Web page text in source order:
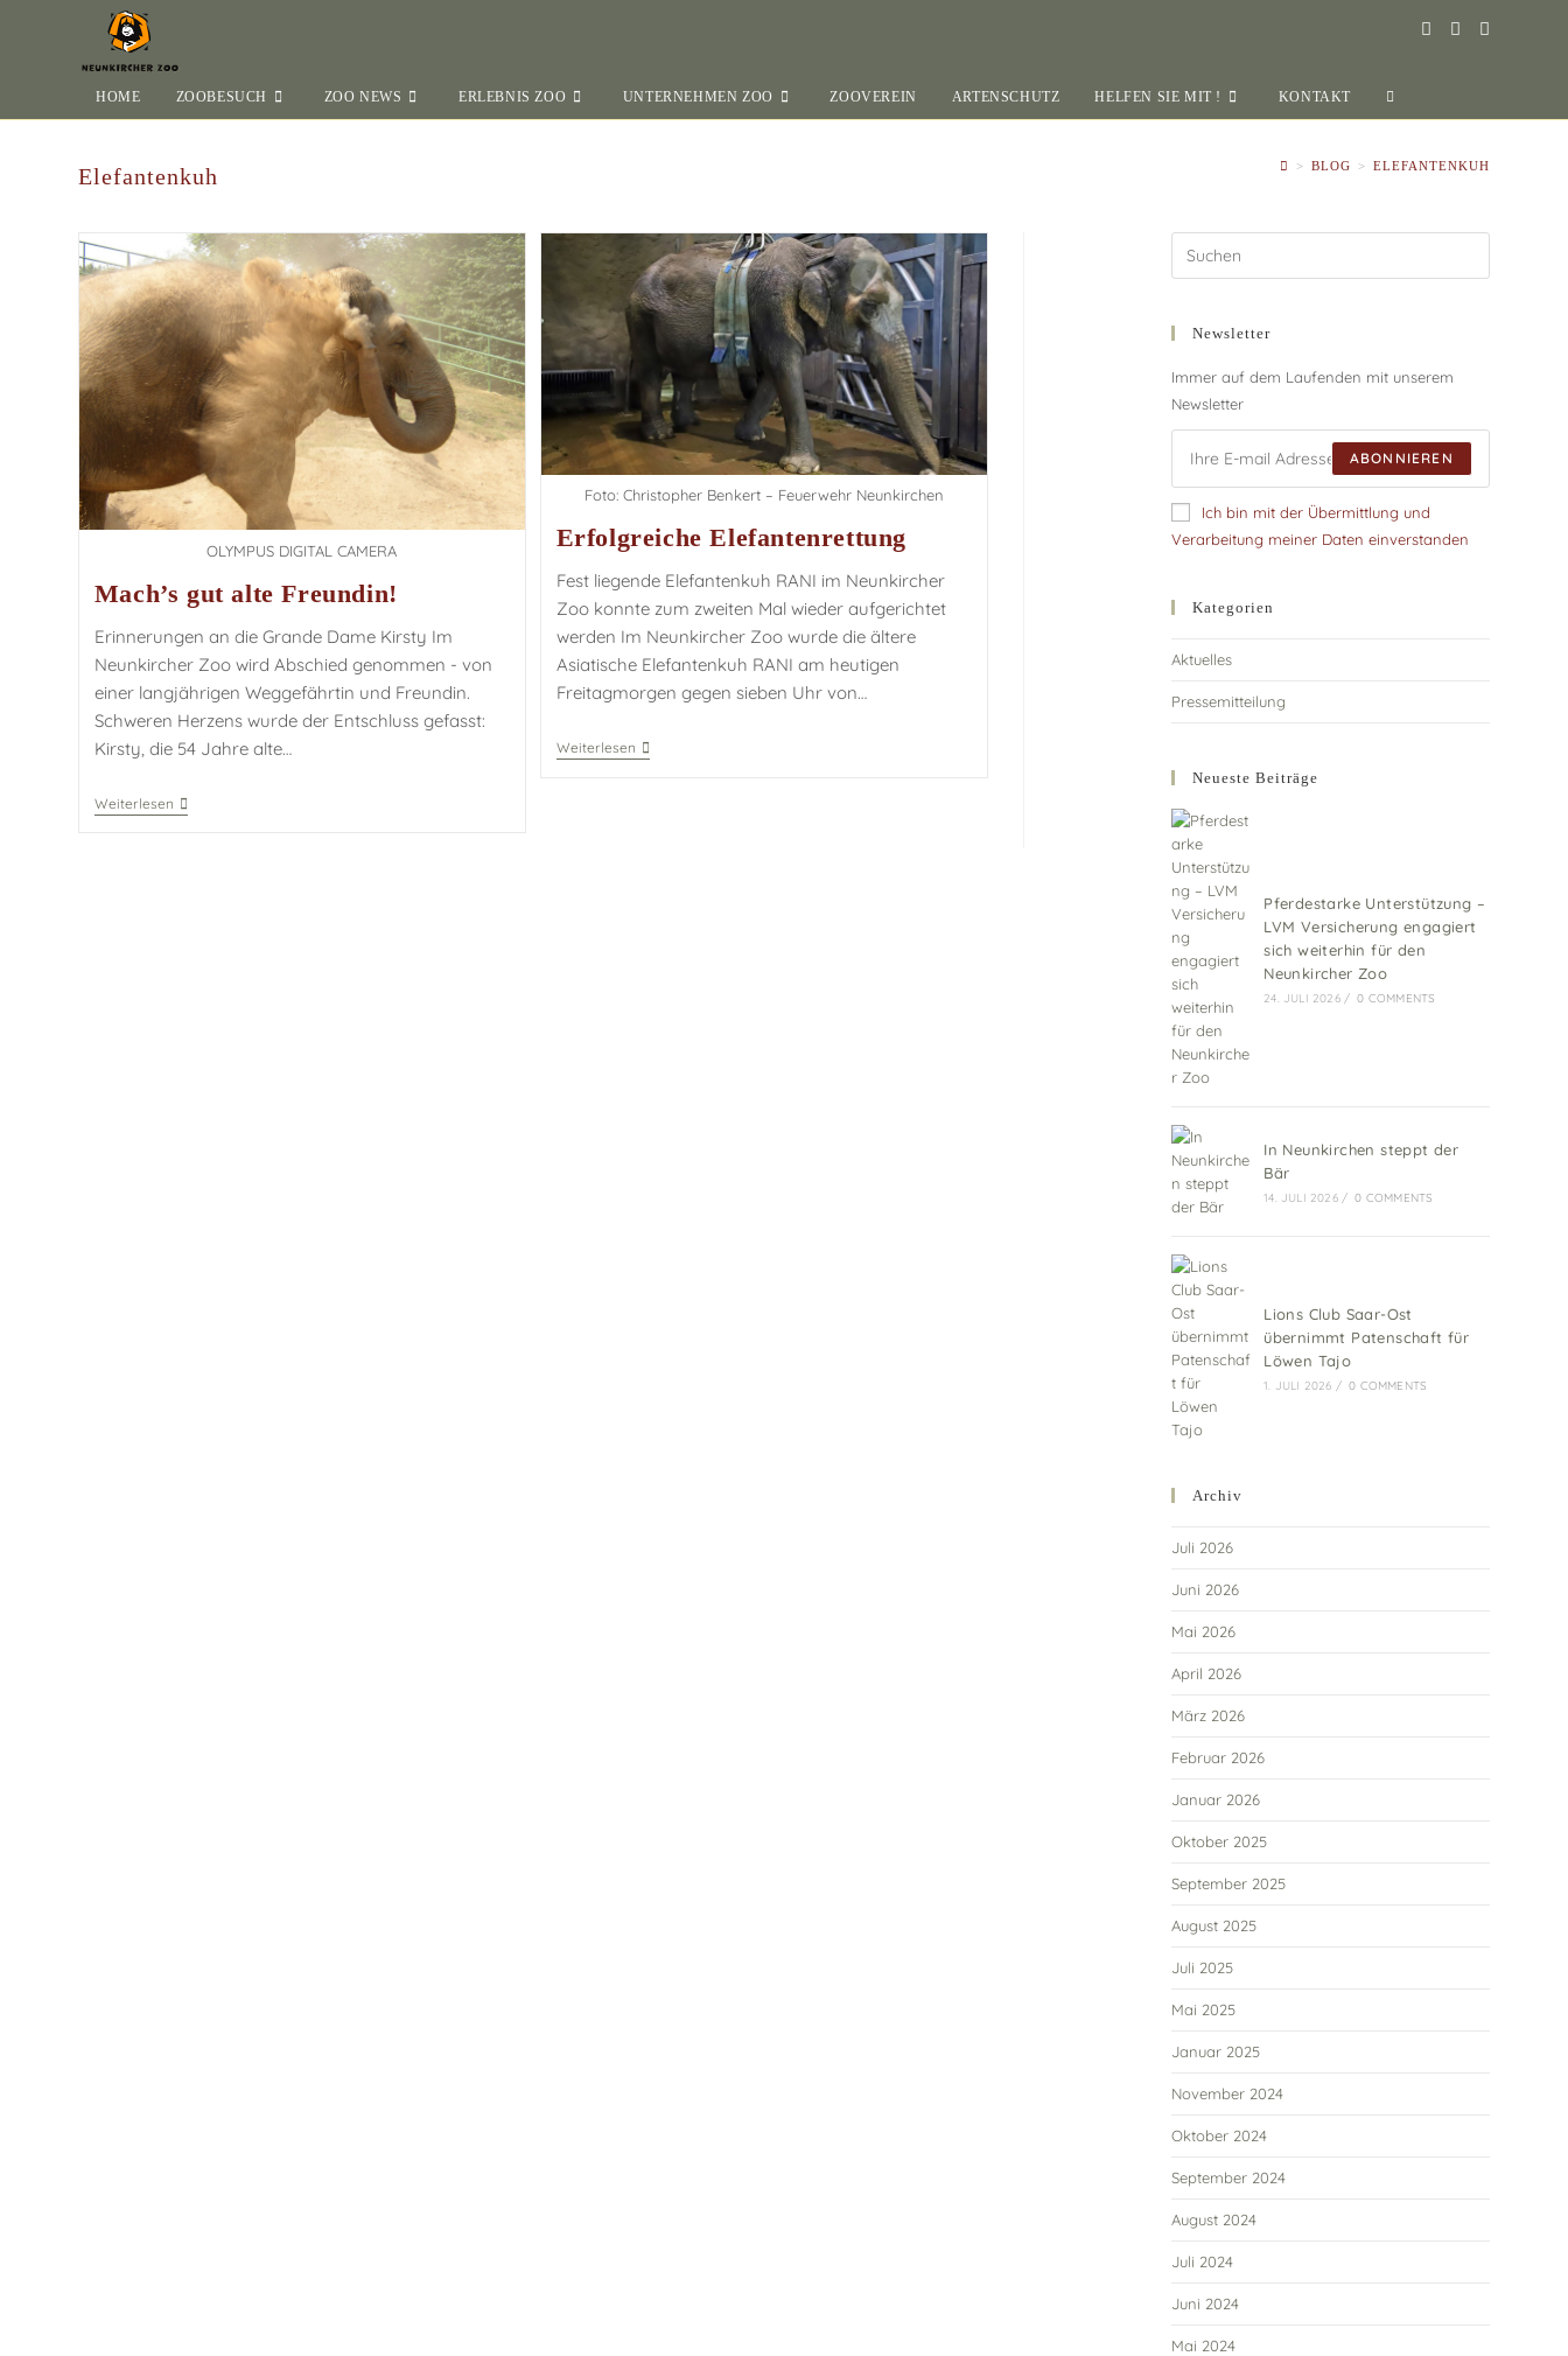
HOME ZOOBESUCH ZOO NEWS ERLEBNIS ZOO UNTERNEHMEN ZOO ZOOVEREIN ARTENSCHUTZ HELFEN SIE MIT ! KONTAKT
Elefantenkuh > BLOG > ELEFANTENKUH
OLYMPUS DIGITAL CAMERA
Mach’s gut alte Freundin!
Erinnerungen an die Grande Dame Kirsty Im
Neunkircher Zoo wird Abschied genommen - von
einer langjährigen Weggefährtin und Freundin.
Schweren Herzens wurde der Entschluss gefasst:
Kirsty, die 54 Jahre alte…
Weiterlesen
Foto: Christopher Benkert – Feuerwehr Neunkirchen
Erfolgreiche Elefantenrettung
Fest liegende Elefantenkuh RANI im Neunkircher
Zoo konnte zum zweiten Mal wieder aufgerichtet
werden Im Neunkircher Zoo wurde die ältere
Asiatische Elefantenkuh RANI am heutigen
Freitagmorgen gegen sieben Uhr von…
Weiterlesen
Newsletter
Immer auf dem Laufenden mit unserem
Newsletter
ABONNIEREN
Ich bin mit der Übermittlung und
Verarbeitung meiner Daten einverstanden
Kategorien
Aktuelles
Pressemitteilung
Neueste Beiträge
Pferdestarke Unterstützung –
LVM Versicherung engagiert
sich weiterhin für den
Neunkircher Zoo
24. JULI 2026 / 0 COMMENTS
In Neunkirchen steppt der
Bär
14. JULI 2026 / 0 COMMENTS
Lions Club Saar-Ost
übernimmt Patenschaft für
Löwen Tajo
1. JULI 2026 / 0 COMMENTS
Archiv
Juli 2026
Juni 2026
Mai 2026
April 2026
März 2026
Februar 2026
Januar 2026
Oktober 2025
September 2025
August 2025
Juli 2025
Mai 2025
Januar 2025
November 2024
Oktober 2024
September 2024
August 2024
Juli 2024
Juni 2024
Mai 2024